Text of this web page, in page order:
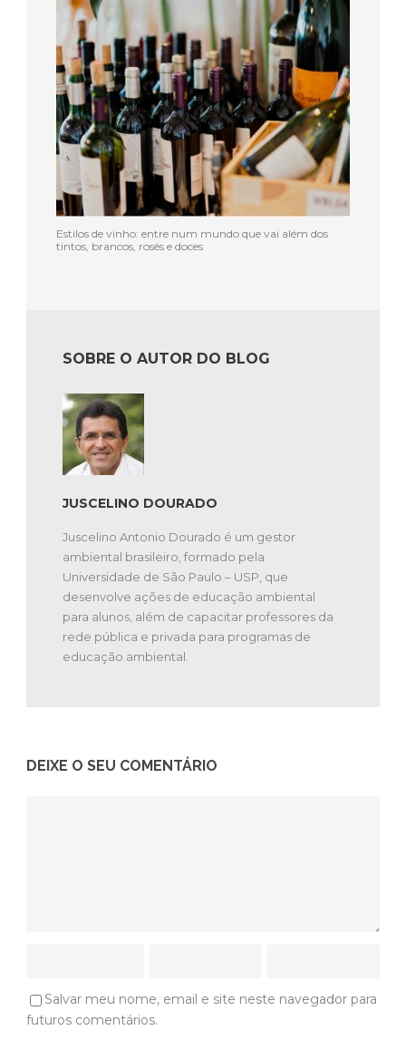
Estilos de vinho: entre num mundo que vai além dos
tintos, brancos, rosés e doces
SOBRE O AUTOR DO BLOG
JUSCELINO DOURADO
Juscelino Antonio Dourado é um gestor
ambiental brasileiro, formado pela
Universidade de São Paulo – USP, que
desenvolve ações de educação ambiental
para alunos, além de capacitar professores da
rede pública e privada para programas de
educação ambiental.
DEIXE O SEU COMENTÁRIO
Salvar meu nome, email e site neste navegador para
futuros comentários.